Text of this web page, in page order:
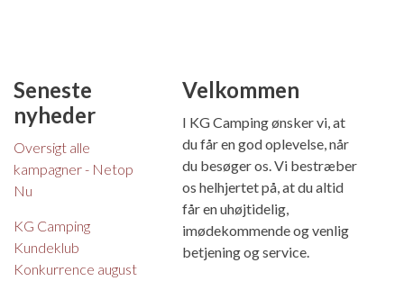
Seneste
nyheder
Oversigt alle
kampagner - Netop
Nu
KG Camping
Kundeklub
Konkurrence august
Velkommen
I KG Camping ønsker vi, at
du får en god oplevelse, når
du besøger os. Vi bestræber
os helhjertet på, at du altid
får en uhøjtidelig,
imødekommende og venlig
betjening og service.